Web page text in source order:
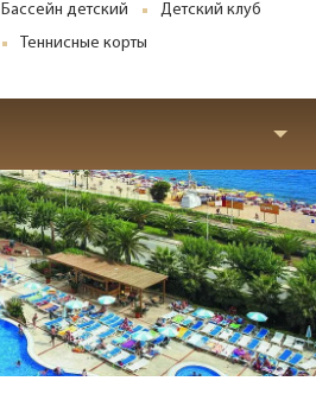
Бассейн детский
Детский клуб
Теннисные корты